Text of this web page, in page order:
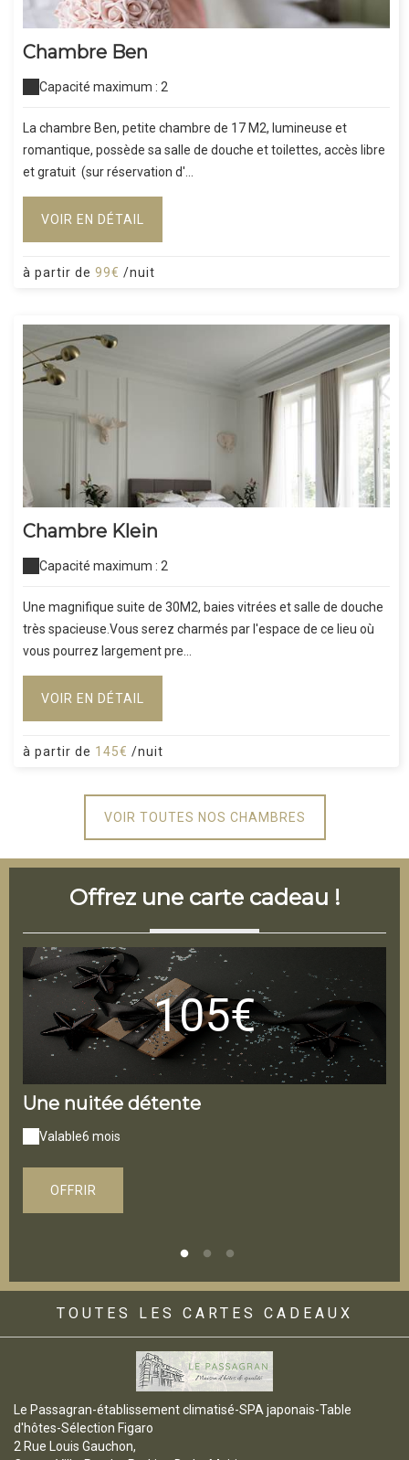
Chambre Ben
Capacité maximum : 2
La chambre Ben, petite chambre de 17 M2, lumineuse et
romantique, possède sa salle de douche et toilettes, accès libre
et gratuit (sur réservation d'...
VOIR EN DÉTAIL
à partir de 99€ /nuit
Chambre Klein
Capacité maximum : 2
Une magnifique suite de 30M2, baies vitrées et salle de douche
très spacieuse.Vous serez charmés par l'espace de ce lieu où
vous pourrez largement pre...
VOIR EN DÉTAIL
à partir de 145€ /nuit
VOIR TOUTES NOS CHAMBRES
Offrez une carte cadeau !
105€
Une nuitée détente
Valable6 mois
OFFRIR
TOUTES LES CARTES CADEAUX
Le Passagran-établissement climatisé-SPA japonais-Table
d'hôtes-Sélection Figaro
2 Rue Louis Gauchon,